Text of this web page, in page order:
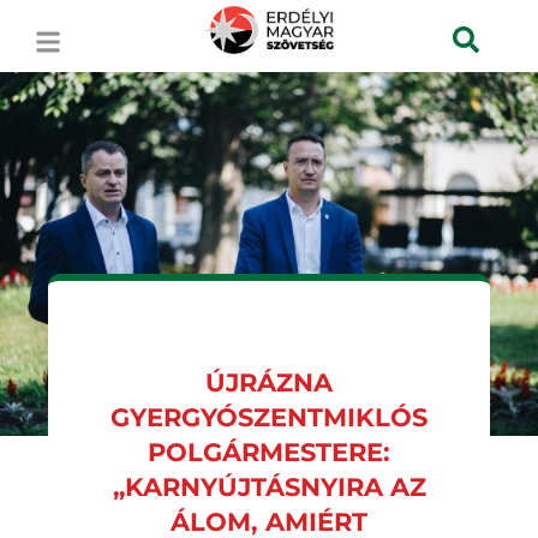
ÚJRÁZNA
GYERGYÓSZENTMIKLÓS
POLGÁRMESTERE:
„KARNYÚJTÁSNYIRA AZ
ÁLOM, AMIÉRT